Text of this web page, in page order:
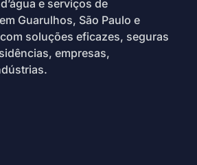
e serviços de
Guarulhos, São Paulo e
soluções eficazes, seguras
empresas,